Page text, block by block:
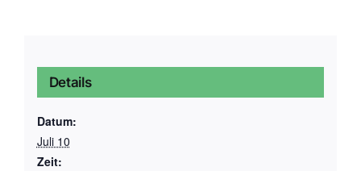
Details
Datum:
Juli 10
Zeit: